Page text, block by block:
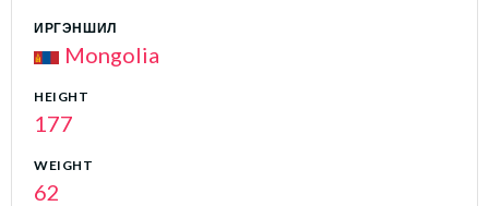
ИРГЭНШИЛ
Mongolia
HEIGHT
177
WEIGHT
62